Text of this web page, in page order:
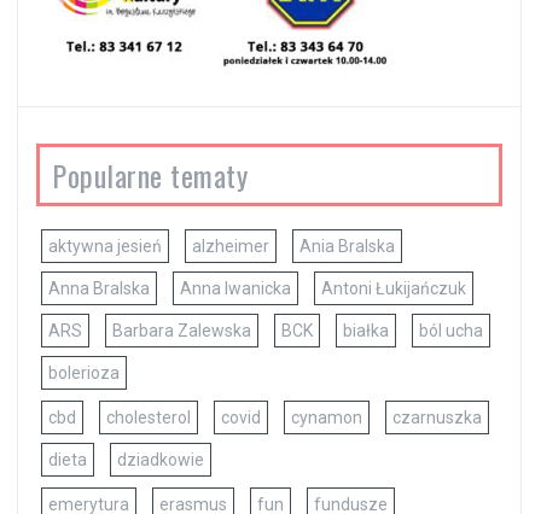
Popularne tematy
aktywna jesień alzheimer Ania Bralska
Anna Bralska Anna Iwanicka Antoni Łukijańczuk
ARS Barbara Zalewska BCK białka ból ucha
bolerioza
cbd cholesterol covid cynamon czarnuszka
dieta dziadkowie
emerytura erasmus fun fundusze